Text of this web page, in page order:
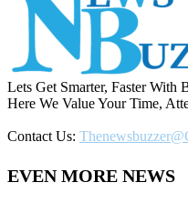
Lets Get Smarter, Faster With
Here We Value Your Time,
Contact Us:
EVEN MORE NEWS